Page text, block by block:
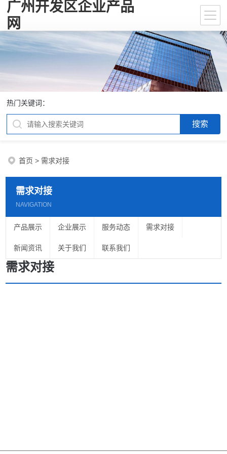
广州开发区企业产品
网
热门关键词：
首页 > 需求对接
需求对接
NAVIGATION
产品展示 企业展示 服务动态 需求对接
新闻资讯 关于我们 联系我们
需求对接